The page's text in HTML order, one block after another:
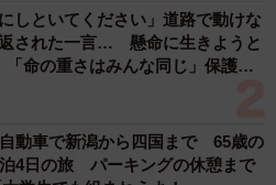
にしといてください」道路で動けな
された一言… 懸命に生きようと
命の重さはみんな同じ」保護団
動車で新潟から四国まで 65歳の
4日の旅 パーキングの休憩まで